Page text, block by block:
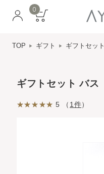
0
TOP ギフト ギフトセット
ギフトセット バス
5 （ 1件）